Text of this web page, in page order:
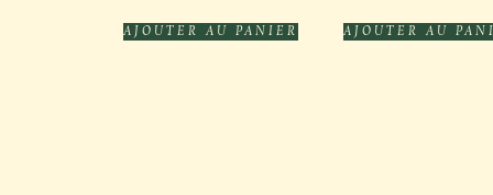
AJOUTER AU PANIER AJOUTER AU